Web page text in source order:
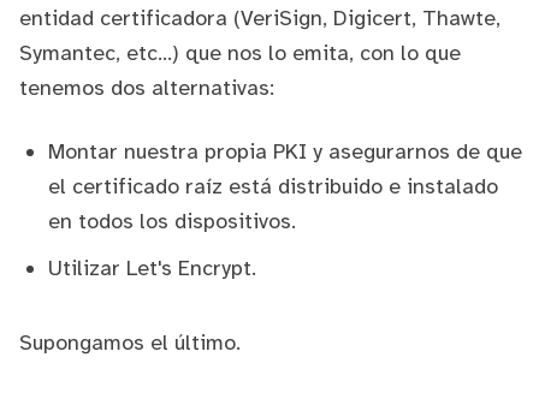
entidad certificadora (VeriSign, Digicert, Thawte,
Symantec, etc...) que nos lo emita, con lo que
tenemos dos alternativas:
Montar nuestra propia PKI y asegurarnos de que
el certificado raíz está distribuido e instalado
en todos los dispositivos.
Utilizar Let's Encrypt.
Supongamos el último.